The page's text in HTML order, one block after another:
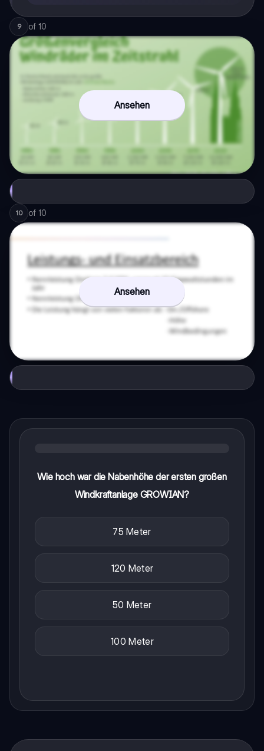
9 of 10
Ansehen
10 of 10
Ansehen
Wie hoch war die Nabenhöhe der ersten großen
Windkraftanlage GROWIAN?
75 Meter
120 Meter
50 Meter
100 Meter